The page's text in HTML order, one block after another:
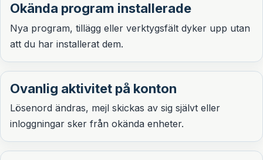
Okända program installerade
Nya program, tillägg eller verktygsfält dyker upp utan
att du har installerat dem.
Ovanlig aktivitet på konton
Lösenord ändras, mejl skickas av sig självt eller
inloggningar sker från okända enheter.